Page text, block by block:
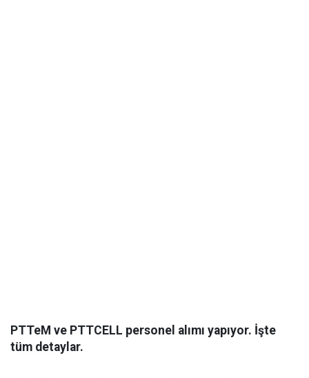
PTTeM ve PTTCELL personel alımı yapıyor. İşte
tüm detaylar.